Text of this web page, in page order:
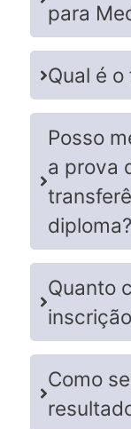
para
Qual é
Posso
a prova
diploma?
Quanto
Como